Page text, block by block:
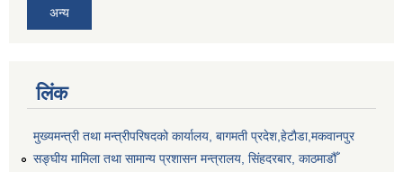
अन्य
लिंक
मुख्यमन्त्री तथा मन्त्रीपरिषदको कार्यालय, बागमती प्रदेश,हेटाैडा,मकवानपुर
सङ्‍घीय मामिला तथा सामान्य प्रशासन मन्त्रालय, सिंहदरबार, काठमाडौँ